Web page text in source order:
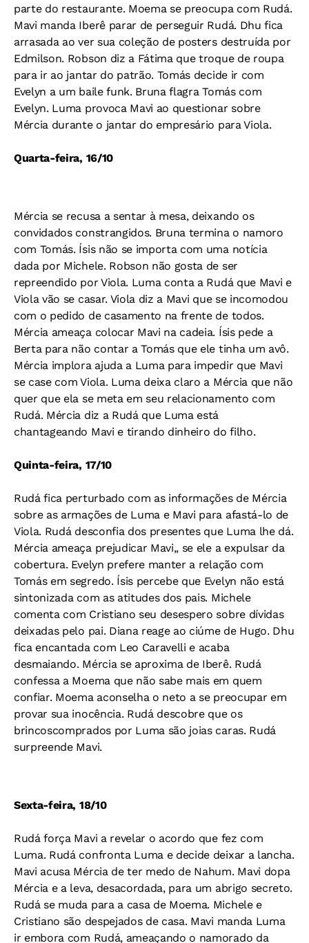
parte do restaurante. Moema se preocupa com Rudá.
Mavi manda Iberê parar de perseguir Rudá. Dhu fica
arrasada ao ver sua coleção de posters destruída por
Edmilson. Robson diz a Fátima que troque de roupa
para ir ao jantar do patrão. Tomás decide ir com
Evelyn a um baile funk. Bruna flagra Tomás com
Evelyn. Luma provoca Mavi ao questionar sobre
Mércia durante o jantar do empresário para Viola.
Quarta-feira, 16/10
Mércia se recusa a sentar à mesa, deixando os
convidados constrangidos. Bruna termina o namoro
com Tomás. Ísis não se importa com uma notícia
dada por Michele. Robson não gosta de ser
repreendido por Viola. Luma conta a Rudá que Mavi e
Viola vão se casar. Viola diz a Mavi que se incomodou
com o pedido de casamento na frente de todos.
Mércia ameaça colocar Mavi na cadeia. Ísis pede a
Berta para não contar a Tomás que ele tinha um avô.
Mércia implora ajuda a Luma para impedir que Mavi
se case com Viola. Luma deixa claro a Mércia que não
quer que ela se meta em seu relacionamento com
Rudá. Mércia diz a Rudá que Luma está
chantageando Mavi e tirando dinheiro do filho.
Quinta-feira, 17/10
Rudá fica perturbado com as informações de Mércia
sobre as armações de Luma e Mavi para afastá-lo de
Viola. Rudá desconfia dos presentes que Luma lhe dá.
Mércia ameaça prejudicar Mavi,, se ele a expulsar da
cobertura. Evelyn prefere manter a relação com
Tomás em segredo. Ísis percebe que Evelyn não está
sintonizada com as atitudes dos pais. Michele
comenta com Cristiano seu desespero sobre dívidas
deixadas pelo pai. Diana reage ao ciúme de Hugo. Dhu
fica encantada com Leo Caravelli e acaba
desmaiando. Mércia se aproxima de Iberê. Rudá
confessa a Moema que não sabe mais em quem
confiar. Moema aconselha o neto a se preocupar em
provar sua inocência. Rudá descobre que os
brincoscomprados por Luma são joias caras. Rudá
surpreende Mavi.
Sexta-feira, 18/10
Rudá força Mavi a revelar o acordo que fez com
Luma. Rudá confronta Luma e decide deixar a lancha.
Mavi acusa Mércia de ter medo de Nahum. Mavi dopa
Mércia e a leva, desacordada, para um abrigo secreto.
Rudá se muda para a casa de Moema. Michele e
Cristiano são despejados de casa. Mavi manda Luma
ir embora com Rudá, ameaçando o namorado da